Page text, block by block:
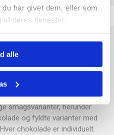
har givet dem, eller som
deres tjenester.
allefor sin høje kvalitet og
400 g æske indeholder et
hver enkelt omhyggeligt
ingredienser.
smagsvarianter, herunder
og fyldte varianter med
chokolade er individuelt